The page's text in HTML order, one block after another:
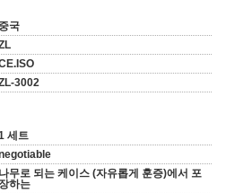
국
3002
세트
무로 되는 케이스 (자유롭게 훈증)에서 포
하는